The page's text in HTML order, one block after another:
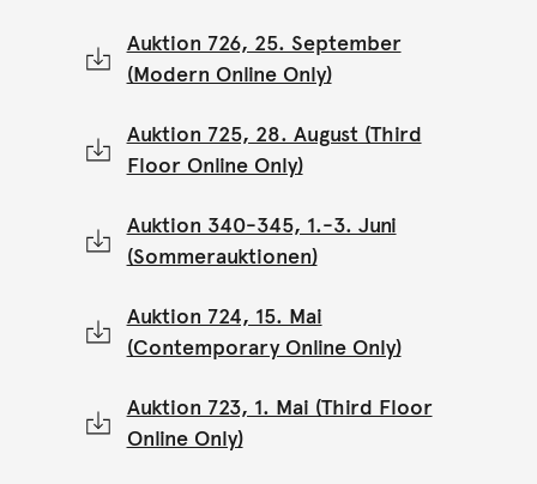
Auktion 726, 25. September
(Modern Online Only)
Auktion 725, 28. August (Third
Floor Online Only)
Auktion 340-345, 1.-3. Juni
(Sommerauktionen)
Auktion 724, 15. Mai
(Contemporary Online Only)
Auktion 723, 1. Mai (Third Floor
Online Only)